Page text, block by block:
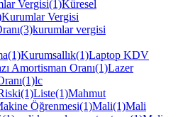
Vergisi(1)Küresel
Kurumlar Vergisi
kurumlar vergisi
Kurumsallık(1)Laptop KDV
Amortisman Oranı(1)Lazer
lc
Liste(1)Mahmut
Öğrenmesi(1)Mali(1)Mali